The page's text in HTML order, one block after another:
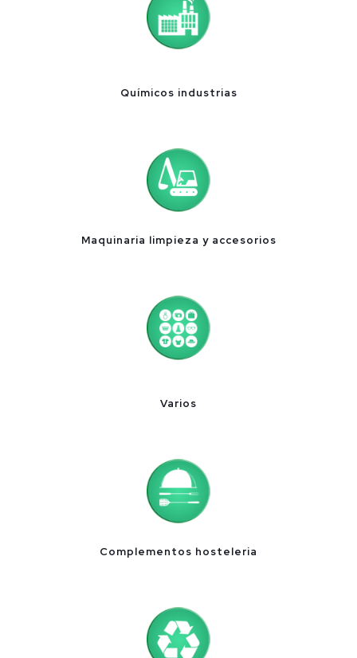
Químicos industrias
Maquinaria limpieza y accesorios
Varios
Complementos hosteleria